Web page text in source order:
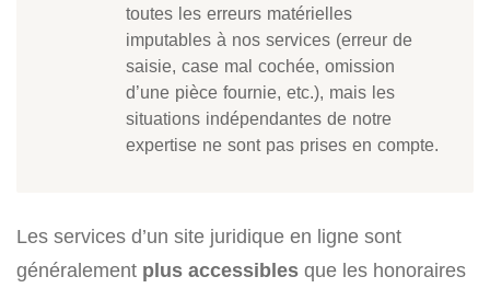
toutes les erreurs matérielles
imputables à nos services (erreur de
saisie, case mal cochée, omission
d’une pièce fournie, etc.), mais les
situations indépendantes de notre
expertise ne sont pas prises en compte.
Les services d’un site juridique en ligne sont
généralement plus accessibles que les honoraires